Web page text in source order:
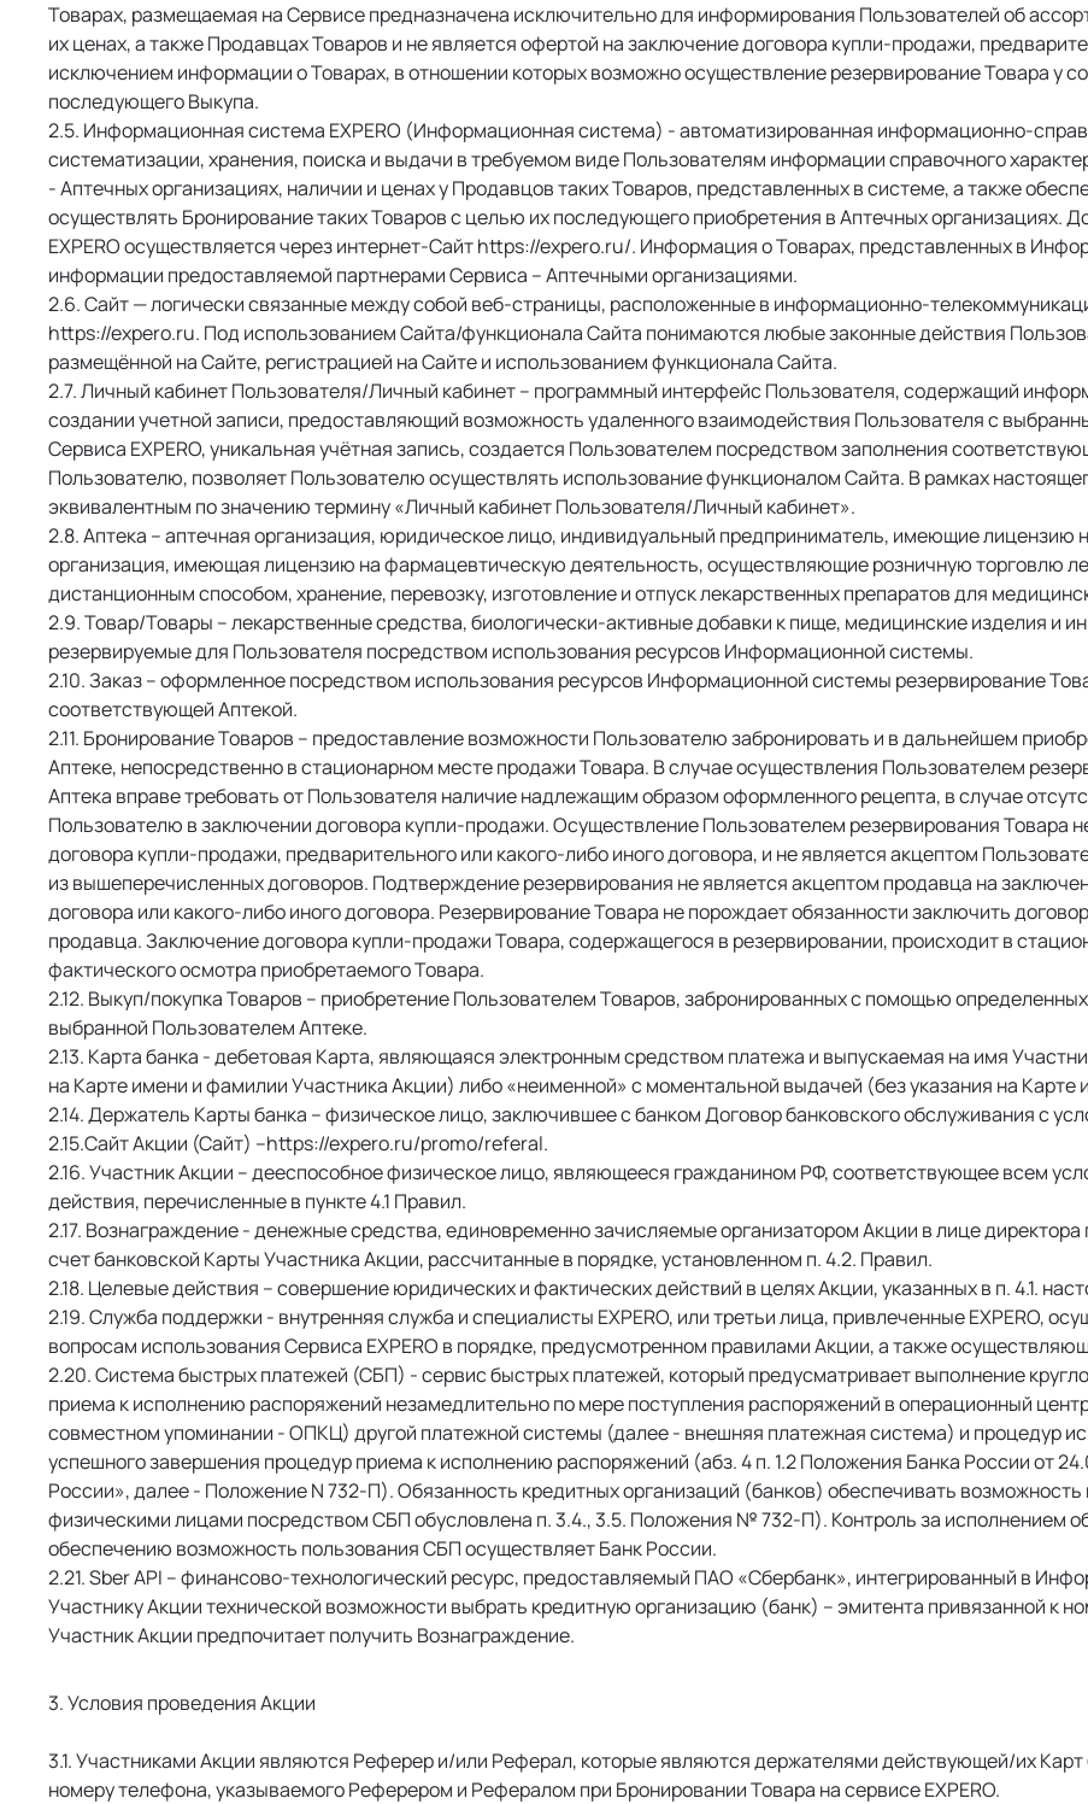
Товарах, размещаемая на Сервисе предназначена исключительно для информирования Пользователей об
их ценах, а также Продавцах Товаров и не является офертой на заключение договора купли-продажи,
исключением информации о Товарах, в отношении которых возможно осуществление резервирование Товара у
последующего Выкупа.
Информационная система EXPERO (Информационная система) - автоматизированная информационно-
систематизации, хранения, поиска и выдачи в требуемом виде Пользователям информации справочного
- Аптечных организациях, наличии и ценах у Продавцов таких Товаров, представленных в системе, а также
осуществлять Бронирование таких Товаров с целью их последующего приобретения в Аптечных организациях.
EXPERO осуществляется через интернет-Сайт https://expero.ru/. Информация о Товарах, представленных в
информации предоставляемой партнерами Сервиса – Аптечными организациями.
Сайт — логически связанные между собой веб-страницы, расположенные в информационно-
https://expero.ru. Под использованием Сайта/функционала Сайта понимаются любые законные действия
размещённой на Сайте, регистрацией на Сайте и использованием функционала Сайта.
Личный кабинет Пользователя/Личный кабинет – программный интерфейс Пользователя, содержащий
создании учетной записи, предоставляющий возможность удаленного взаимодействия Пользователя с
Сервиса EXPERO, уникальная учётная запись, создается Пользователем посредством заполнения
Пользователю, позволяет Пользователю осуществлять использование функционалом Сайта. В рамках
эквивалентным по значению термину «Личный кабинет Пользователя/Личный кабинет».
Аптека – аптечная организация, юридическое лицо, индивидуальный предприниматель, имеющие
организация, имеющая лицензию на фармацевтическую деятельность, осуществляющие розничную торговлю
дистанционным способом, хранение, перевозку, изготовление и отпуск лекарственных препаратов для
Товар/Товары – лекарственные средства, биологически-активные добавки к пище, медицинские изделия и
резервируемые для Пользователя посредством использования ресурсов Информационной системы.
Заказ – оформленное посредством использования ресурсов Информационной системы резервирование
соответствующей Аптекой.
Бронирование Товаров – предоставление возможности Пользователю забронировать и в дальнейшем
Аптеке, непосредственно в стационарном месте продажи Товара. В случае осуществления Пользователем
Аптека вправе требовать от Пользователя наличие надлежащим образом оформленного рецепта, в случае
Пользователю в заключении договора купли-продажи. Осуществление Пользователем резервирования Товара
договора купли-продажи, предварительного или какого-либо иного договора, и не является акцептом
из вышеперечисленных договоров. Подтверждение резервирования не является акцептом продавца на
договора или какого-либо иного договора. Резервирование Товара не порождает обязанности заключить
продавца. Заключение договора купли-продажи Товара, содержащегося в резервировании, происходит в
фактического осмотра приобретаемого Товара.
Выкуп/покупка Товаров – приобретение Пользователем Товаров, забронированных с помощью
выбранной Пользователем Аптеке.
Карта банка - дебетовая Карта, являющаяся электронным средством платежа и выпускаемая на имя
на Карте имени и фамилии Участника Акции) либо «неименной» с моментальной выдачей (без указания на
Держатель Карты банка – физическое лицо, заключившее с банком Договор банковского обслуживания с
Сайт Акции (Сайт) –https://expero.ru/promo/referal.
Участник Акции – дееспособное физическое лицо, являющееся гражданином РФ, соответствующее всем
действия, перечисленные в пункте 4.1 Правил.
Вознаграждение - денежные средства, единовременно зачисляемые организатором Акции в лице
счет банковской Карты Участника Акции, рассчитанные в порядке, установленном п. 4.2. Правил.
Целевые действия – совершение юридических и фактических действий в целях Акции, указанных в п. 4.1.
Служба поддержки - внутренняя служба и специалисты EXPERO, или третьи лица, привлеченные EXPERO,
вопросам использования Сервиса EXPERO в порядке, предусмотренном правилами Акции, а также
Система быстрых платежей (СБП) - сервис быстрых платежей, который предусматривает выполнение
приема к исполнению распоряжений незамедлительно по мере поступления распоряжений в операционный
совместном упоминании - ОПКЦ) другой платежной системы (далее - внешняя платежная система) и процедур
успешного завершения процедур приема к исполнению распоряжений (абз. 4 п. 1.2 Положения Банка России от
России», далее - Положение N 732-П). Обязанность кредитных организаций (банков) обеспечивать
физическими лицами посредством СБП обусловлена п. 3.4., 3.5. Положения № 732-П). Контроль за исполнением
обеспечению возможность пользования СБП осуществляет Банк России.
Sber API – финансово-технологический ресурс, предоставляемый ПАО «Сбербанк», интегрированный в
Участнику Акции технической возможности выбрать кредитную организацию (банк) – эмитента привязанной к
Участник Акции предпочитает получить Вознаграждение.
3. Условия проведения Акции
Участниками Акции являются Реферер и/или Реферал, которые являются держателями действующей/их
номеру телефона, указываемого Реферером и Рефералом при Бронировании Товара на сервисе EXPERO.